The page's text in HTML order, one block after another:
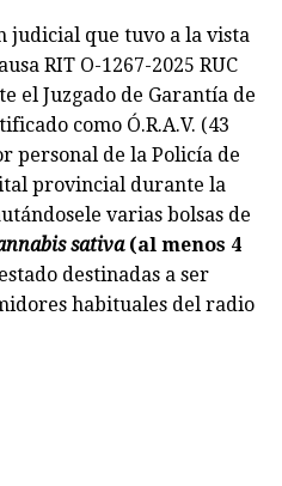
judicial que tuvo a la vista
RIT O-1267-2025 RUC
el Juzgado de Garantía de
como Ó.R.A.V. (43
personal de la Policía de
provincial durante la
varias bolsas de
sativa(al menos 4
destinadas a ser
habituales del radio